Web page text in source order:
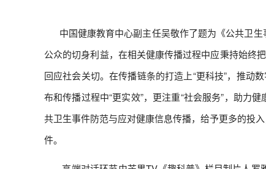
中国健康教育中心副主任吴敬作了题为《公共卫生
公众的切身利益，在相关健康传播过程中应秉持始终
回应社会关切。在传播链条的打造上“更科技”，推动
布和传播过程中“更实效”，更注重“社会服务”，助力
共卫生事件防范与应对健康信息传播，给予更多的投
件。